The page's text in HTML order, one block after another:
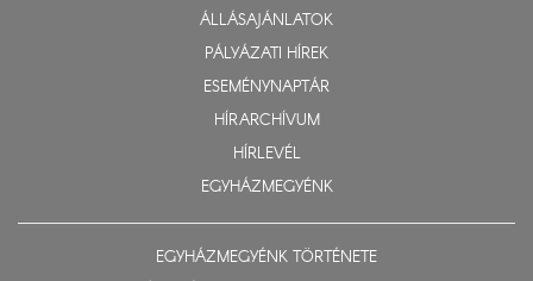
ÁLLÁSAJÁNLATOK
PÁLYÁZATI HÍREK
ESEMÉNYNAPTÁR
HÍRARCHÍVUM
HÍRLEVÉL
EGYHÁZMEGYÉNK
EGYHÁZMEGYÉNK TÖRTÉNETE